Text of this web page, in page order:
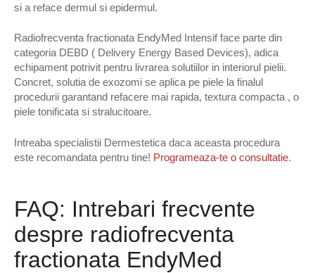
si a reface dermul si epidermul.
Radiofrecventa fractionata EndyMed Intensif face parte din
categoria DEBD ( Delivery Energy Based Devices), adica
echipament potrivit pentru livrarea solutiilor in interiorul pielii.
Concret, solutia de exozomi se aplica pe piele la finalul
procedurii garantand refacere mai rapida, textura compacta , o
piele tonificata si stralucitoare.
Intreaba specialistii Dermestetica daca aceasta procedura
este recomandata pentru tine! Programeaza-te o consultatie.
FAQ: Intrebari frecvente
despre radiofrecventa
fractionata EndyMed